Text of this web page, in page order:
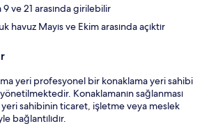
9 ve 21 arasında girilebilir
havuz Mayıs ve Ekim arasında açıktır
yeri profesyonel bir konaklama yeri sahibi
Konaklamanın sağlanması
yeri sahibinin ticaret, işletme veya meslek
bağlantılıdır.